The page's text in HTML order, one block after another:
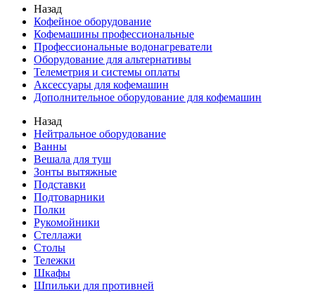
Назад
Кофейное оборудование
Кофемашины профессиональные
Профессиональные водонагреватели
Оборудование для альтернативы
Телеметрия и системы оплаты
Аксессуары для кофемашин
Дополнительное оборудование для кофемашин
Назад
Нейтральное оборудование
Ванны
Вешала для туш
Зонты вытяжные
Подставки
Подтоварники
Полки
Рукомойники
Стеллажи
Столы
Тележки
Шкафы
Шпильки для противней